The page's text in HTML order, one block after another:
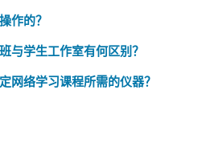
作的？
与学生工作室有何区别？
网络学习课程所需的仪器？